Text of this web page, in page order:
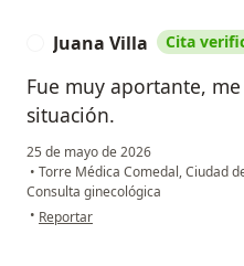
Juana Villa Cita
Fue muy aportante,
situación.
25 de mayo de 2026
• Torre Médica Comedal, Ciudad
Consulta ginecológica
• en opinión del usuario Juana Villa
Reportar